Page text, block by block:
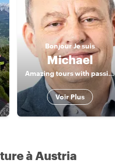
BonjourJe suis
Michael
Amazing tours with passionate local
Voir Plus
à Austria